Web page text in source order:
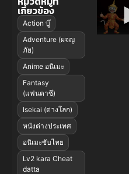
เกี่ยวข้อง
Action บู๊
Adventure (ผจญ
ภัย)
Anime อนิเมะ
Fantasy
(แฟนตาซี)
Isekai (ต่างโลก)
หนังต่างประเทศ
อนิเมะซับไทย
Lv2 kara Cheat
datta